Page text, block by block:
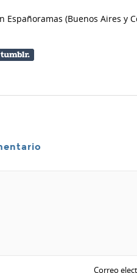
Españoramas (Buenos Aires y
Correo